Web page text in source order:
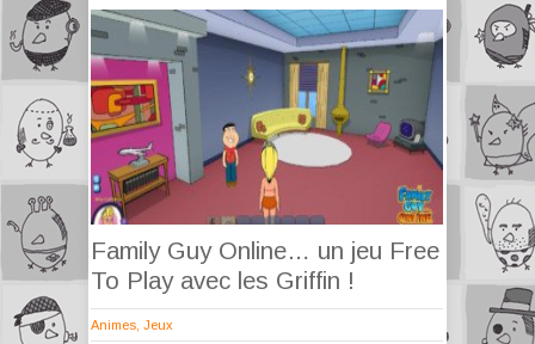
Family Guy Online… un jeu Free
To Play avec les Griffin !
Animes Jeux